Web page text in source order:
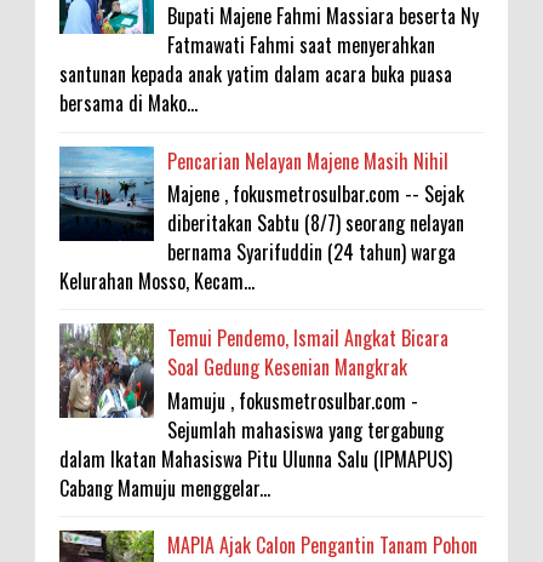
Bupati Majene Fahmi Massiara beserta Ny
Fatmawati Fahmi saat menyerahkan
santunan kepada anak yatim dalam acara buka puasa
bersama di Mako...
Pencarian Nelayan Majene Masih Nihil
Majene , fokusmetrosulbar.com -- Sejak
diberitakan Sabtu (8/7) seorang nelayan
bernama Syarifuddin (24 tahun) warga
Kelurahan Mosso, Kecam...
Temui Pendemo, Ismail Angkat Bicara
Soal Gedung Kesenian Mangkrak
Mamuju , fokusmetrosulbar.com -
Sejumlah mahasiswa yang tergabung
dalam Ikatan Mahasiswa Pitu Ulunna Salu (IPMAPUS)
Cabang Mamuju menggelar...
MAPIA Ajak Calon Pengantin Tanam Pohon